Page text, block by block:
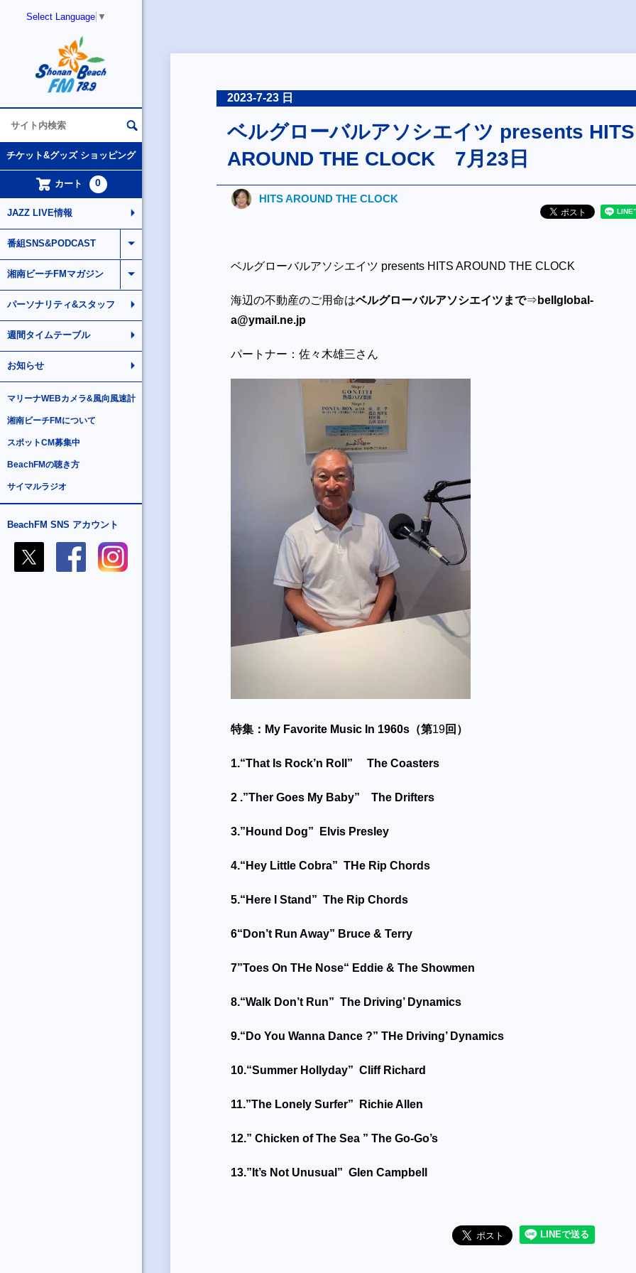
Select Language ▼
チケット&グッズ ショッピング
カート 0
JAZZ LIVE情報
番組SNS&PODCAST
湘南ビーチFMマガジン
パーソナリティ&スタッフ
週間タイムテーブル
お知らせ
マリーナWEBカメラ&風向風速計
湘南ビーチFMについて
スポットCM募集中
BeachFMの聴き方
サイマルラジオ
BeachFM SNS アカウント
2023-7-23 日
ベルグローバルアソシエイツ presents HITS
AROUND THE CLOCK 7月23日
HITS AROUND THE CLOCK
ベルグローバルアソシエイツ presents HITS AROUND THE CLOCK
海辺の不動産のご用命はベルグローバルアソシエイツまで⇒ bellglobal-
a@ymail.ne.jp
パートナー：佐々木雄三さん
特集： My Favorite Music In 1960s （第19回）
1.“That Is Rock’n Roll” The Coasters
2 .”Ther Goes My Baby” The Drifters
3.”Hound Dog” Elvis Presley
4.“Hey Little Cobra” THe Rip Chords
5.“Here I Stand” The Rip Chords
6“Don’t Run Away” Bruce & Terry
7”Toes On THe Nose“ Eddie & The Showmen
8.“Walk Don’t Run” The Driving’ Dynamics
9.“Do You Wanna Dance ?” THe Driving’ Dynamics
10.“Summer Hollyday” Cliff Richard
11.”The Lonely Surfer” Richie Allen
12.” Chicken of The Sea ” The Go-Go’s
13.”It’s Not Unusual” Glen Campbell